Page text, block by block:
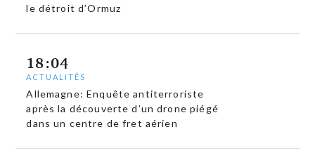
le détroit d’Ormuz
18:04
ACTUALITÉS
Allemagne: Enquête antiterroriste
après la découverte d’un drone piégé
dans un centre de fret aérien